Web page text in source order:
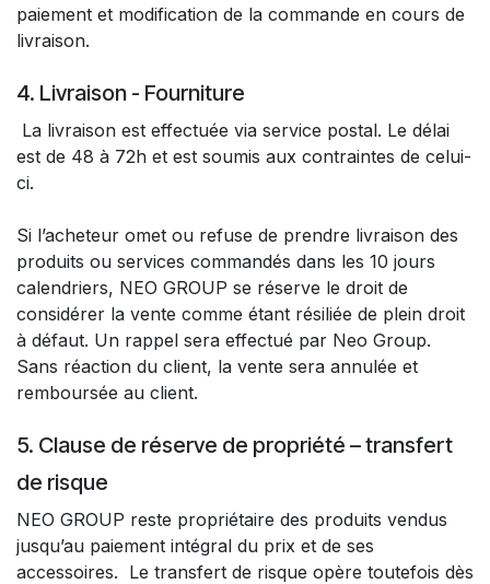
paiement et modification de la commande en cours de
livraison.
4. Livraison - Fourniture
La livraison est effectuée via service postal. Le délai
est de 48 à 72h et est soumis aux contraintes de celui-
ci.
Si l’acheteur omet ou refuse de prendre livraison des
produits ou services commandés dans les 10 jours
calendriers, NEO GROUP se réserve le droit de
considérer la vente comme étant résiliée de plein droit
à défaut. Un rappel sera effectué par Neo Group.
Sans réaction du client, la vente sera annulée et
remboursée au client.
5. Clause de réserve de propriété – transfert
de risque
NEO GROUP reste propriétaire des produits vendus
jusqu’au paiement intégral du prix et de ses
accessoires. Le transfert de risque opère toutefois dès